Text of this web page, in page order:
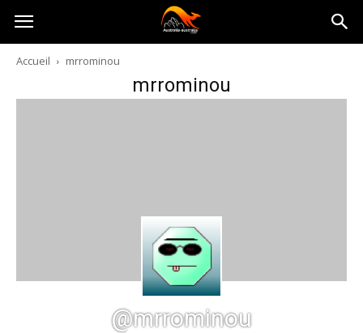
Australia-
australie.com
Accueil mrrominou
mrrominou
@mrrominou